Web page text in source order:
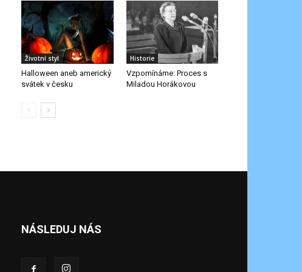
Životní styl
Halloween aneb americký
svátek v česku
Historie
Vzpomínáme: Proces s
Miladou Horákovou
NÁSLEDUJ NÁS